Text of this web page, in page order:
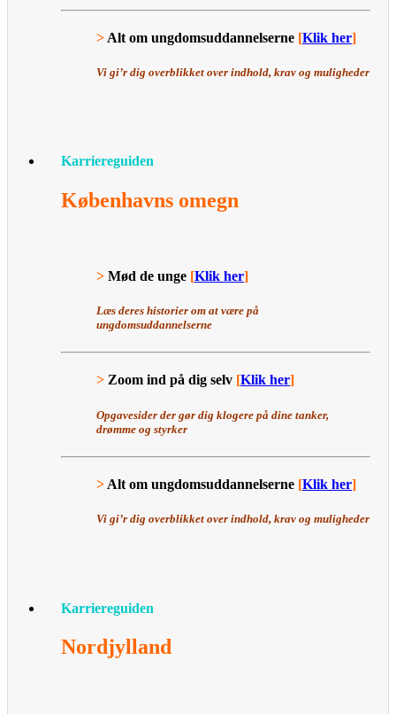
> Alt om ungdomsuddannelserne [Klik her]
Vi gi’r dig overblikket over indhold, krav og muligheder
Karriereguiden
Københavns omegn
> Mød de unge [Klik her]
Læs deres historier om at være på
ungdomsuddannelserne
> Zoom ind på dig selv [Klik her]
Opgavesider der gør dig klogere på dine tanker,
drømme og styrker
> Alt om ungdomsuddannelserne [Klik her]
Vi gi’r dig overblikket over indhold, krav og muligheder
Karriereguiden
Nordjylland